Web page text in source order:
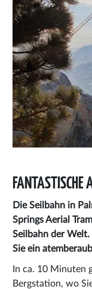
FANTASTISCHE
Die Seilbahn in
Springs Aerial
Seilbahn der
Sie ein
In ca. 10 Minuten
Bergstation, wo